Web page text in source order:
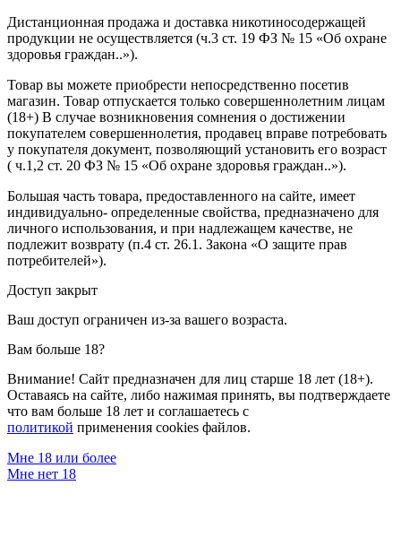
Дистанционная продажа и доставка никотиносодержащей
продукции не осуществляется (ч.3 ст. 19 ФЗ № 15 «Об охране
здоровья граждан..»).
Товар вы можете приобрести непосредственно посетив
магазин. Товар отпускается только совершеннолетним лицам
(18+) В случае возникновения сомнения о достижении
покупателем совершеннолетия, продавец вправе потребовать
у покупателя документ, позволяющий установить его возраст
( ч.1,2 ст. 20 ФЗ № 15 «Об охране здоровья граждан..»).
Большая часть товара, предоставленного на сайте, имеет
индивидуально- определенные свойства, предназначено для
личного использования, и при надлежащем качестве, не
подлежит возврату (п.4 ст. 26.1. Закона «О защите прав
потребителей»).
Доступ закрыт
Ваш доступ ограничен из-за вашего возраста.
Вам больше 18?
Внимание! Сайт предназначен для лиц старше 18 лет (18+).
Оставаясь на сайте, либо нажимая принять, вы подтверждаете
что вам больше 18 лет и соглашаетесь с
политикой применения cookies файлов.
Мне 18 или более
Мне нет 18